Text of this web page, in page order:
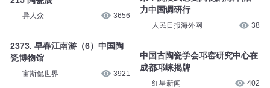
异人众 3656
2373. 早春江南游（6）中国陶
瓷博物馆
宙斯侃世界 3921
力中国调研行
人民日报海外网 38
中国古陶瓷学会邛窑研究中心在
成都邛崃揭牌
红星新闻 402